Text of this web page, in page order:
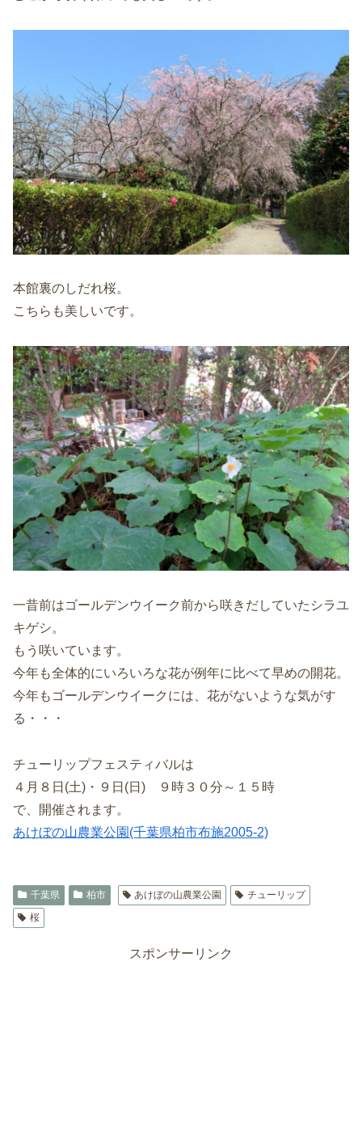
本館裏のしだれ桜。
こちらも美しいです。
一昔前はゴールデンウイーク前から咲きだしていたシラユ
キゲシ。
もう咲いています。
今年も全体的にいろいろな花が例年に比べて早めの開花。
今年もゴールデンウイークには、花がないような気がす
る・・・
チューリップフェスティバルは
４月８日(土)・９日(日) ９時３０分～１５時
で、開催されます。
あけぼの山農業公園(千葉県柏市布施2005-2)
千葉県 柏市 あけぼの山農業公園
チューリップ
桜
スポンサーリンク